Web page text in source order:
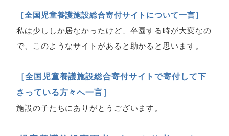
［全国児童養護施設総合寄付サイトについて一言］
私は少ししか居なかったけど、卒園する時が大変なの
で、このようなサイトがあると助かると思います。
［全国児童養護施設総合寄付サイトで寄付して下
さっている方々へ一言］
施設の子たちにありがとうございます。